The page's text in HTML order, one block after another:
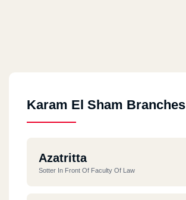
Karam El Sham Branches
Azatritta
Sotter In Front Of Faculty Of Law